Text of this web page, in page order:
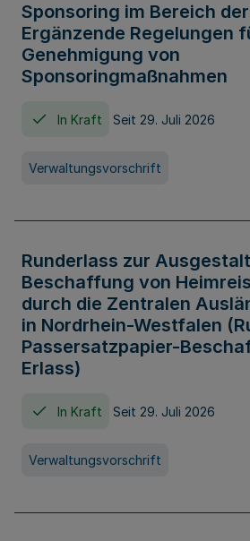
Sponsoring im Bereich
Ergänzende Regelungen
Genehmigung von
Sponsoringmaßnahmen
In Kraft Seit 29. Juli 2026
Verwaltungsvorschrift
Runderlass zur
Beschaffung von
durch die Zentralen
in Nordrhein-Westfalen
Passersatzpapier-
Erlass)
In Kraft Seit 29. Juli 2026
Verwaltungsvorschrift